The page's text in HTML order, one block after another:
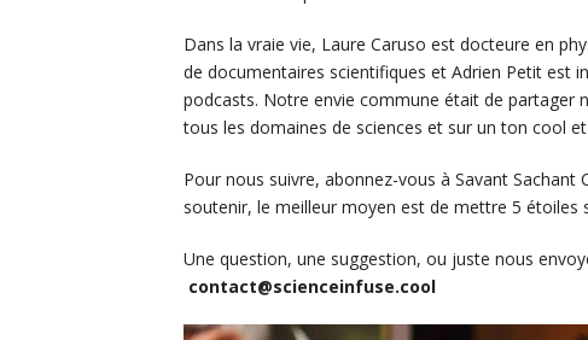
Dans la vraie vie, Laure Caruso est docteure en
de documentaires scientifiques et Adrien Petit est
podcasts. Notre envie commune était de partager
tous les domaines de sciences et sur un ton cool
Pour nous suivre, abonnez-vous à Savant
soutenir, le meilleur moyen est de mettre 5 étoiles
Une question, une suggestion, ou juste nous
contact@scienceinfuse.cool